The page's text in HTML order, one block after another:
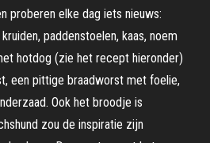
proberen elke dag iets nieuws:
paddenstoelen, kaas, noem
hotdog (zie het recept hieronder)
een pittige braadworst met foelie,
Ook het broodje is
zou de inspiratie zijn